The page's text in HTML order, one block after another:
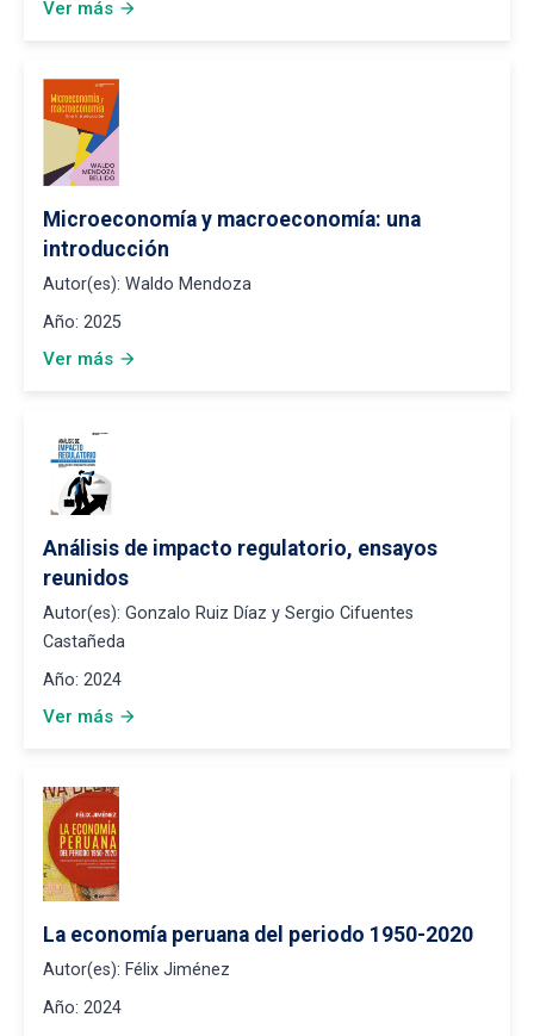
Ver más arrow_forward
Microeconomía y macroeconomía: una
introducción
Autor(es): Waldo Mendoza
Año: 2025
Ver más arrow_forward
Análisis de impacto regulatorio, ensayos
reunidos
Autor(es): Gonzalo Ruiz Díaz y Sergio Cifuentes
Castañeda
Año: 2024
Ver más arrow_forward
La economía peruana del periodo 1950-2020
Autor(es): Félix Jiménez
Año: 2024